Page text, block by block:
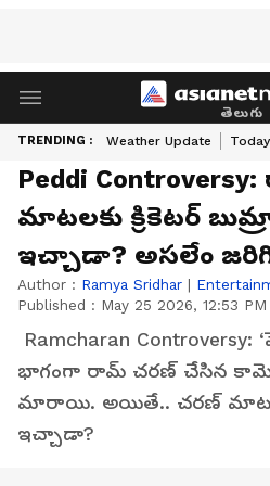
తెలుగు
TRENDING : Weather Update
Peddi
మాటలకు క్రికెటర్
ఇచ్చాడా? అసలేం
Author : Ramya Sridhar |
Published : May 25 2026, 12:53 PM
Ramcharan
భాగంగా రామ్ చరణ్ చేసిన
మారాయి. అయితే.. చరణ్
ఇచ్చాడా?